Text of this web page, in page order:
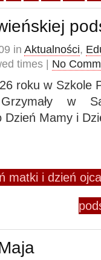
in Aktualności,
times | No
roku w Szkole
w
Dzień Mamy i
matki i dzień